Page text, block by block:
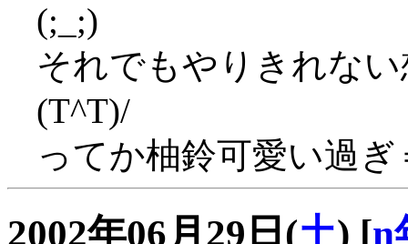
(;_;)
それでもやりきれな
(T^T)/
ってか柚鈴可愛い過
2002年06月29日(土) [n